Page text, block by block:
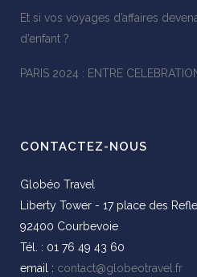
Et si vos voyages d’affaires
d’enfant ?
PARIS 2024 : ENTRE
CONTACTEZ-NOUS
Globéo Travel
Liberty Tower - 17 place des
92400 Courbevoie
Tél. : 01 76 49 43 60
email : contact@globeotravel.fr